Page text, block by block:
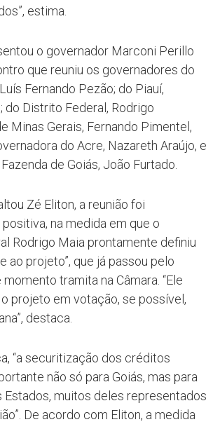
estima.
o governador Marconi Perillo
que reuniu os governadores do
Fernando Pezão; do Piauí,
do Distrito Federal, Rodrigo
Minas Gerais, Fernando Pimentel,
do Acre, Nazareth Araújo, e
de Goiás, João Furtado.
Zé Eliton, a reunião foi
na medida em que o
Rodrigo Maia prontamente definiu
ao projeto”, que já passou pelo
tramita na Câmara. “Ele
projeto em votação, se possível,
destaca.
“a securitização dos créditos
não só para Goiás, mas para
muitos deles representados
De acordo com Eliton, a medida